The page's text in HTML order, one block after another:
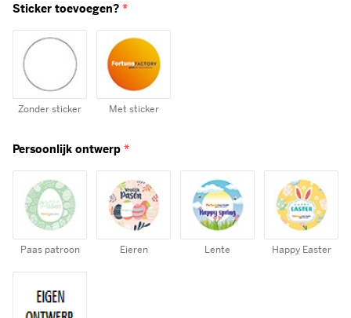
Zonder sticker Met sticker
Persoonlijk ontwerp*
Paas patroon Eieren Lente Happy Easter
Eigen ontwerp